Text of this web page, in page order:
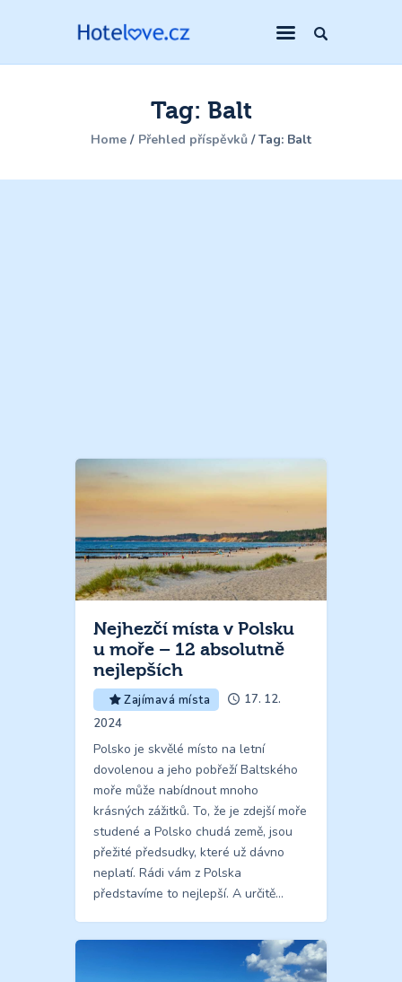
Tag: Balt
Home Přehled příspěvků Tag: Balt
Nejhezčí místa v Polsku
u moře – 12 absolutně
nejlepších
Zajímavá místa
17. 12.
2024
Polsko je skvělé místo na letní
dovolenou a jeho pobřeží Baltského
moře může nabídnout mnoho
krásných zážitků. To, že je zdejší moře
studené a Polsko chudá země, jsou
přežité předsudky, které už dávno
neplatí. Rádi vám z Polska
představíme to nejlepší. A určitě…